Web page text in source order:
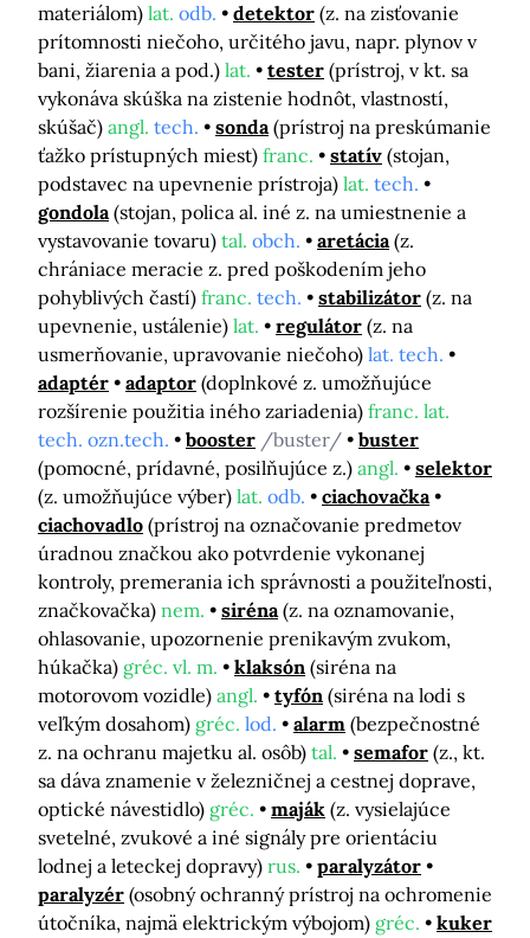
materiálom) lat. odb. detektor (z. na zisťovanie
prítomnosti niečoho, určitého javu, napr. plynov v
bani, žiarenia a pod.) lat. tester (prístroj, v kt. sa
vykonáva skúška na zistenie hodnôt, vlastností,
skúšač) angl. tech. sonda (prístroj na preskúmanie
ťažko prístupných miest) franc. statív (stojan,
podstavec na upevnenie prístroja) lat. tech.
gondola (stojan, polica al. iné z. na umiestnenie a
vystavovanie tovaru) tal. obch. aretácia (z.
chrániace meracie z. pred poškodením jeho
pohyblivých častí) franc. tech. stabilizátor (z. na
upevnenie, ustálenie) lat. regulátor (z. na
usmerňovanie, upravovanie niečoho) lat. tech.
adaptér
adaptor (doplnkové z. umožňujúce
rozšírenie použitia iného zariadenia) franc. lat.
tech. ozn.tech.
booster /buster/
buster
(pomocné, prídavné, posilňujúce z.) angl.
selektor
(z. umožňujúce výber) lat. odb.
ciachovačka
ciachovadlo (prístroj na označovanie predmetov
úradnou značkou ako potvrdenie vykonanej
kontroly, premerania ich správnosti a použiteľnosti,
značkovačka) nem. siréna (z. na oznamovanie,
ohlasovanie, upozornenie prenikavým zvukom,
húkačka) gréc. vl. m. klaksón (siréna na
motorovom vozidle) angl. tyfón (siréna na lodi s
veľkým dosahom) gréc. lod. alarm (bezpečnostné
z. na ochranu majetku al. osôb) tal. semafor (z., kt.
sa dáva znamenie v železničnej a cestnej doprave,
optické návestidlo) gréc. maják (z. vysielajúce
svetelné, zvukové a iné signály pre orientáciu
lodnej a leteckej dopravy) rus.
paralyzátor
paralyzér (osobný ochranný prístroj na ochromenie
útočníka, najmä elektrickým výbojom) gréc.
kuker